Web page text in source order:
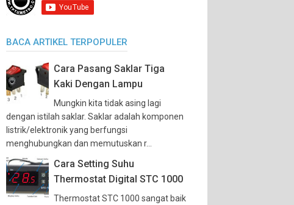
BACA ARTIKEL TERPOPULER
Cara Pasang Saklar Tiga
Kaki Dengan Lampu
Mungkin kita tidak asing lagi
dengan istilah saklar. Saklar adalah komponen
listrik/elektronik yang berfungsi
menghubungkan dan memutuskan r...
Cara Setting Suhu
Thermostat Digital STC 1000
Thermostat STC 1000 sangat baik